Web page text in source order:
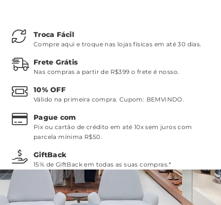
Troca Fácil
Compre aqui e troque nas lojas físicas em até 30 dias.
Frete Grátis
Nas compras a partir de R$399 o frete é nosso.
10% OFF
Válido na primeira compra. Cupom: BEMVINDO.
Pague com
Pix ou cartão de crédito em até 10x sem juros com
parcela mínima R$50.
GiftBack
15% de GiftBack em todas as suas compras.*